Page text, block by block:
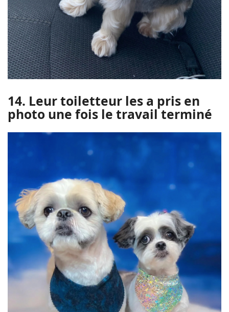
14. Leur toiletteur les a pris en
photo une fois le travail terminé